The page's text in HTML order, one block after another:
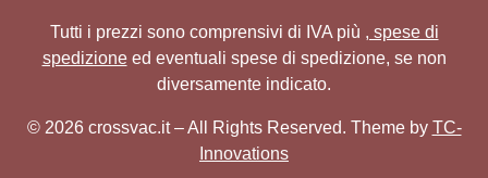
Tutti i prezzi sono comprensivi di IVA più , spese di
spedizioneed eventuali spese di spedizione, se non
diversamente indicato.
© 2026 crossvac.it – All Rights Reserved. Theme by TC-
Innovations